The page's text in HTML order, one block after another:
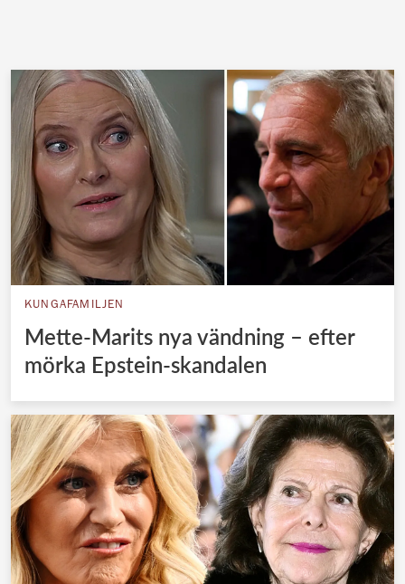
KUNGAFAMILJEN
Mette-Marits nya vändning – efter
mörka Epstein-skandalen